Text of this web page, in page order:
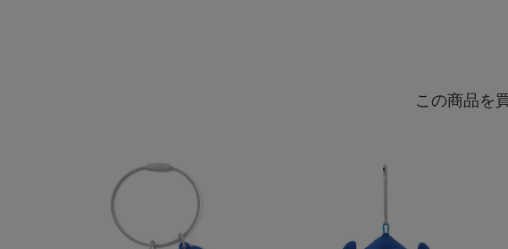
この商品を